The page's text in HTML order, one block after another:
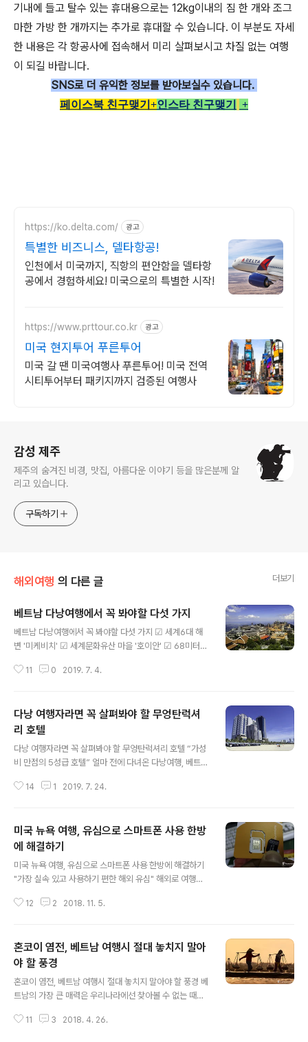
기내에 들고 탈수 있는 휴대용으로는 12kg이내의 짐 한 개와 조그
마한 가방 한 개까지는 추가로 휴대할 수 있습니다. 이 부분도 자세
한 내용은 각 항공사에 접속해서 미리 살펴보시고 차질 없는 여행
이 되길 바랍니다.
SNS로 더 유익한 정보를 받아보실수 있습니다.
페이스북 친구맺기+인스타 친구맺기 +
https://ko.delta.com/ 광고
특별한 비즈니스, 델타항공!
인천에서 미국까지, 직항의 편안함을 델타항
공에서 경험하세요! 미국으로의 특별한 시작!
https://www.prttour.co.kr 광고
미국 현지투어 푸른투어
미국 갈 땐 미국여행사 푸른투어! 미국 전역
시티투어부터 패키지까지 검증된 여행사
감성 제주
제주의 숨겨진 비경, 맛집, 아름다운 이야기 등을 많은분께 알
리고 있습니다.
구독하기
해외여행 의 다른 글 더보기
베트남 다낭여행에서 꼭 봐야할 다섯 가지
베트남 다낭여행에서 꼭 봐야할 다섯 가지 ☑ 세계6대 해
변 '미케비치' ☑ 세계문화유산 마을 '호이안' ☑ 68미터
나산국립공원' ☑ 베트남 마지막 왕조의 숨결 '후에' 건기에
요즘의 베트남 다낭의 날씨입니다. 갈까 말까 망설이다가
다녀오긴 했는데요, 막상 가보니 또 새로운 환경에 빠르게
적응이 가능한 동물이 인간인거 같아요. 어느 정도는 예상
을 해서 그런지 염려했던 정도는 아니었습니다. 남북으로
길게 이어진 베트남에서 딱 중부에 위치한 다낭은 베트남
전쟁의 격전지로서 남베트남을 지원한 미군 해병대가 처음
11 0 2019. 7. 4.
다낭 여행자라면 꼭 살펴봐야 할 무엉탄럭셔
리 호텔
다낭 여행자라면 꼭 살펴봐야 할 무엉탄럭셔리 호텔 “가성
비 만점의 5성급 호텔” 얼마 전에 다녀온 다낭여행, 베트남
소문대로 베트남에서 빼놓을 수 유명한 관광도시라는 것을
이 형성되어 있을 정도로 한국인 체류자들이 많고 그에 걸
맞게 한국인 관광객들이 아주 많습니다. 때문에 대부분의
관광지와 식당에는 한국어 안내판들이 걸릴 정도로 소통을
하는데 아무런 문제가 없는 곳이 다낭이 아닐까합니다. 현
지에서 3박을 체류하면서 이용했던 호텔이 바로 무엉탄럭
셔리 호텔인데요, 제가 여행을 다니면서 웬만하면 숙박업
14 1 2019. 7. 24.
미국 뉴욕 여행, 유심으로 스마트폰 사용 한방
에 해결하기
미국 뉴욕 여행, 유심으로 스마트폰 사용 한방에 해결하기
"가장 실속 있고 사용하기 편한 해외 유심" 해외로 여행을
트폰 데이터를 어떻게 사용할 것이냐 입니다. 아무런 장치
있다는 것입니다. 먼저 해외에서 데이터를 사용하는 방법
으로는 크게 세 가지로 나눌 수 있습니다. 첫 째, 해당 통신
사를 이용하여 로밍데이터를 이용하는 방법입니다. 두 번
째, 현지 통신사가 제공하는 유심칩을 구입하여 사용하는
방법입니다. 모두가 장단점이 있는데요, 하루나 이틀 정도
12 2 2018. 11. 5.
혼코이 염전, 베트남 여행시 절대 놓치지 말아
야 할 풍경
혼코이 염전, 베트남 여행시 절대 놓치지 말아야 할 풍경 베
트남의 가장 큰 매력은 우리나라에선 찾아볼 수 없는 때묻
넓은 평야에서 소들이 쟁기를 끌고 밭을 가는 모습과 볕이
11 3 2018. 4. 26.